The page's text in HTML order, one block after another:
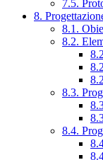
7.5.
8.
8.1.
8.2.
8.3.
8.4.